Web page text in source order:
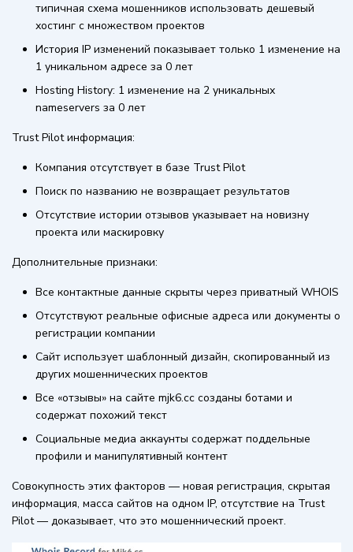
типичная схема мошенников использовать дешевый
хостинг с множеством проектов
История IP изменений показывает только 1 изменение на
1 уникальном адресе за 0 лет
Hosting History: 1 изменение на 2 уникальных
nameservers за 0 лет
Trust Pilot информация:
Компания отсутствует в базе Trust Pilot
Поиск по названию не возвращает результатов
Отсутствие истории отзывов указывает на новизну
проекта или маскировку
Дополнительные признаки:
Все контактные данные скрыты через приватный WHOIS
Отсутствуют реальные офисные адреса или документы о
регистрации компании
Сайт использует шаблонный дизайн, скопированный из
других мошеннических проектов
Все «отзывы» на сайте mjk6.cc созданы ботами и
содержат похожий текст
Социальные медиа аккаунты содержат поддельные
профили и манипулятивный контент
Совокупность этих факторов — новая регистрация, скрытая
информация, масса сайтов на одном IP, отсутствие на Trust
Pilot — доказывает, что это мошеннический проект.